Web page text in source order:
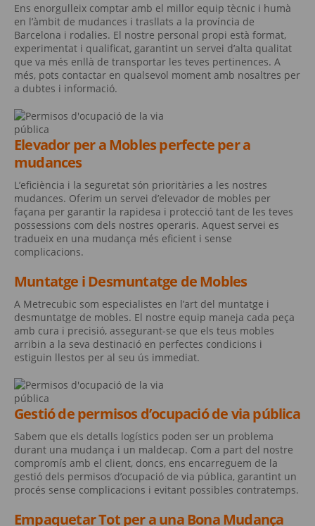
Ens enorgulleix comptar amb el millor equip tècnic i humà
en l’àmbit de mudances i trasllats a la província de
Barcelona i rodalies. El nostre personal propi està format,
experimentat i qualificat, garantint un servei d’alta qualitat
que va més enllà de transportar les teves pertinences. A
més, pots contactar en qualsevol moment amb nosaltres per
a dubtes i informació.
Elevador per a Mobles perfecte per a
mudances
L’eficiència i la seguretat són prioritàries a les nostres
mudances. Oferim un servei d’elevador de mobles per
façana per garantir la rapidesa i protecció tant de les teves
possessions com dels nostres operaris. Aquest servei es
tradueix en una mudança més eficient i sense
complicacions.
Muntatge i Desmuntatge de Mobles
A Metrecubic som especialistes en l’art del muntatge i
desmuntatge de mobles. El nostre equip maneja cada peça
amb cura i precisió, assegurant-se que els teus mobles
arribin a la seva destinació en perfectes condicions i
estiguin llestos per al seu ús immediat.
Gestió de permisos d’ocupació de via pública
Sabem que els detalls logístics poden ser un problema
durant una mudança i un maldecap. Com a part del nostre
compromís amb el client, doncs, ens encarreguem de la
gestió dels permisos d’ocupació de via pública, garantint un
procés sense complicacions i evitant possibles contratemps.
Empaquetar Tot per a una Bona Mudança